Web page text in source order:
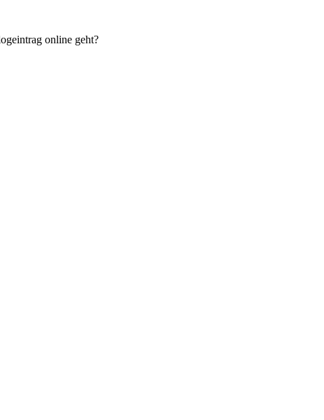
online geht?